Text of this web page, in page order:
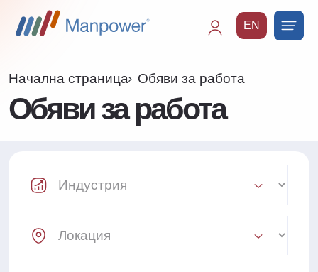
EN
Начална страница Обяви за работа
Обяви за работа
Industry Select
Location Select